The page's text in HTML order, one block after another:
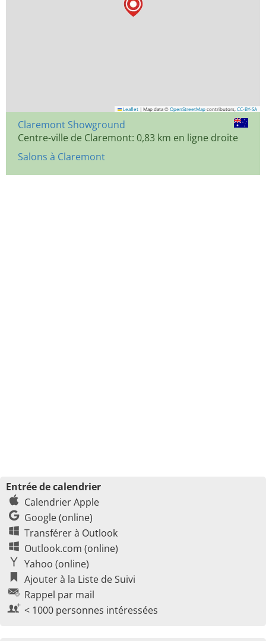
Leaflet | Map data © OpenStreetMap contributors, CC-BY-SA
Claremont Showground
Centre-ville de Claremont: 0,83 km en ligne droite
Salons à Claremont
Entrée de calendrier
Calendrier Apple
Google (online)
Transférer à Outlook
Outlook.com (online)
Yahoo (online)
Ajouter à la Liste de Suivi
Rappel par mail
< 1000 personnes intéressées